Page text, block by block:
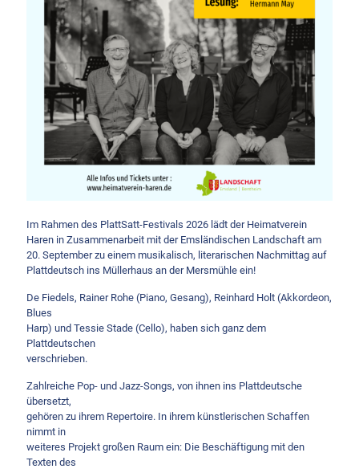
Im Rahmen des PlattSatt-Festivals 2026 lädt der Heimatverein
Haren in Zusammenarbeit mit der Emsländischen Landschaft am
20. September zu einem musikalisch, literarischen Nachmittag auf
Plattdeutsch ins Müllerhaus an der Mersmühle ein!
De Fiedels, Rainer Rohe (Piano, Gesang), Reinhard Holt (Akkordeon,
Blues
Harp) und Tessie Stade (Cello), haben sich ganz dem
Plattdeutschen
verschrieben.
Zahlreiche Pop- und Jazz-Songs, von ihnen ins Plattdeutsche
übersetzt,
gehören zu ihrem Repertoire. In ihrem künstlerischen Schaffen
nimmt in
weiteres Projekt großen Raum ein: Die Beschäftigung mit den
Texten des